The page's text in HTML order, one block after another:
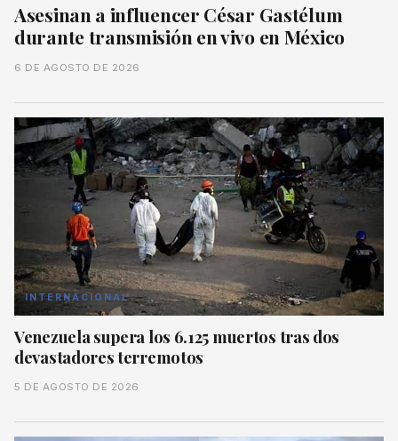
Asesinan a influencer César Gastélum
durante transmisión en vivo en México
6 DE AGOSTO DE 2026
INTERNACIONAL
Venezuela supera los 6.125 muertos tras dos
devastadores terremotos
5 DE AGOSTO DE 2026